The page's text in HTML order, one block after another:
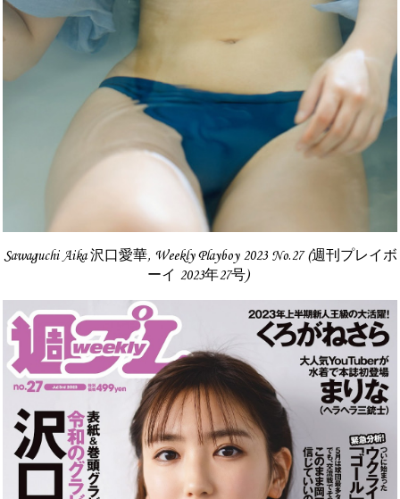
Sawaguchi Aika 沢口愛華, Weekly Playboy 2023 No.27 (週刊プレイボ
ーイ 2023年27号)